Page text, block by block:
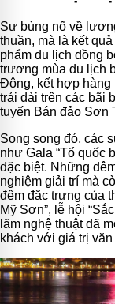
Sự bùng nổ về
thuần, mà là kết
phẩm du lịch đồng
trương mùa du lịch
Đông, kết hợp hàng
trải dài trên các bãi
tuyến Bán đảo Sơn
Song song đó, các
như Gala “Tổ quốc
đặc biệt. Những
nghiệm giải trí mà
đêm đặc trưng của
Mỹ Sơn”, lễ hội
lãm nghệ thuật đã
khách với giá trị